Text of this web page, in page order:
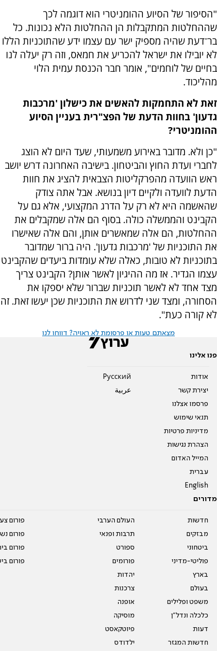
"הסיפור של הסיוע ההומניטרי הוא דוגמה לכך
שההחלטות המתקבלות הן ההחלטות הלא נכונות. כל
בר־דעת שהיה מספיק ישר עם עצמו ידע שהתוכניות הללו
לא יובילו את ישראל להכריע את חמאס, וזה רק יעלה לנו
בחיים של לוחמים", אומר חבר הכנסת עמית הלוי
מהליכוד.
זאת לא התחמקות להאשים את כישלון 'מרכבות
גדעון' בחוות הדעת של הפצ"רית בעניין הסיוע
ההומניטרי?
"כן ולא. מדובר באירוע משמעותי, שעד היום לא הוצג
לחברי ועדת החוץ והביטחון. בישיבה האחרונה דרש יושב
ראש הוועדה מהפרקליטות הצבאית להציג את חוות
הדעת לוועדה ולקיים דיון בנושא. אבל אתה צודק
שהאשמה היא לא רק על הדרג המקצועי, אלא גם על
הקבינט והממשלה כולה. בסוף הם אלה שמקבלים את
ההחלטות, הם אלה שמאשרים אותן, והם אלה שאישרו
את התוכניות של 'מרכבות גדעון'. היה ברור שמדובר
בתוכניות לא טובות, כאלה שלא עומדות ביעדים שהקבינט
עצמו הגדיר. אז מה ההיגיון לאשר אותן? הקבינט צריך
מצד אחד לא לאשר תוכניות שברור שלא יספקו את
הסחורה, ומצד שני לדרוש את התוכניות שכן יעשו זאת. זה
לא קורה כעת".
מצאתם טעות או פרסומת לא ראויה? דווחו לנו
פנו אלינו
אודות
יצירת קשר
פרסמו אצלנו
תנאי שימוש
מדיניות פרטיות
הצהרת נגישות
המייל האדום
עברית
English
Pусский
عربية
מדורים
חדשות
מבזקים
ביטחוני
פוליטי-מדיני
בארץ
בעולם
משפט ופלילים
כלכלה ונדל"ן
דעות
חדשות המגזר
העולם הערבי
תרבות ופנאי
ספורט
פורומים
יהדות
צרכנות
אופנה
מוסיקה
פיוטקאסט
ילדודס
פורום
פורום
פורום
פורום